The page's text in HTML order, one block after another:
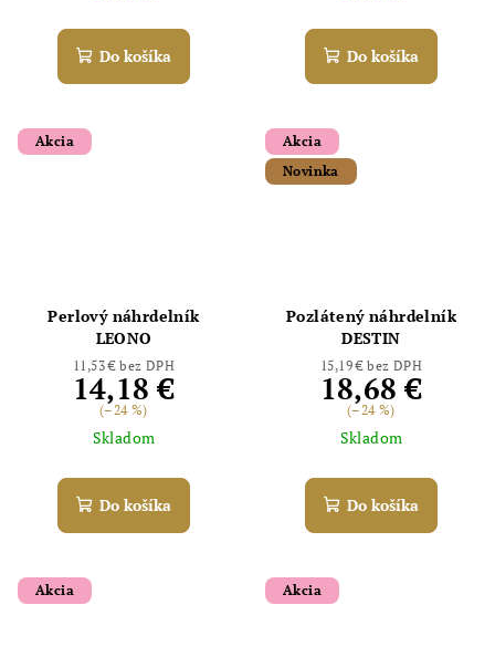
Do košíka Do košíka
Akcia
Perlový náhrdelník
LEONO
11,53 € bez DPH
14,18 €
(–24 %)
Skladom
Do košíka
Akcia
Novinka
Pozlátený náhrdelník
DESTIN
15,19 € bez DPH
18,68 €
(–24 %)
Skladom
Do košíka
Akcia Akcia